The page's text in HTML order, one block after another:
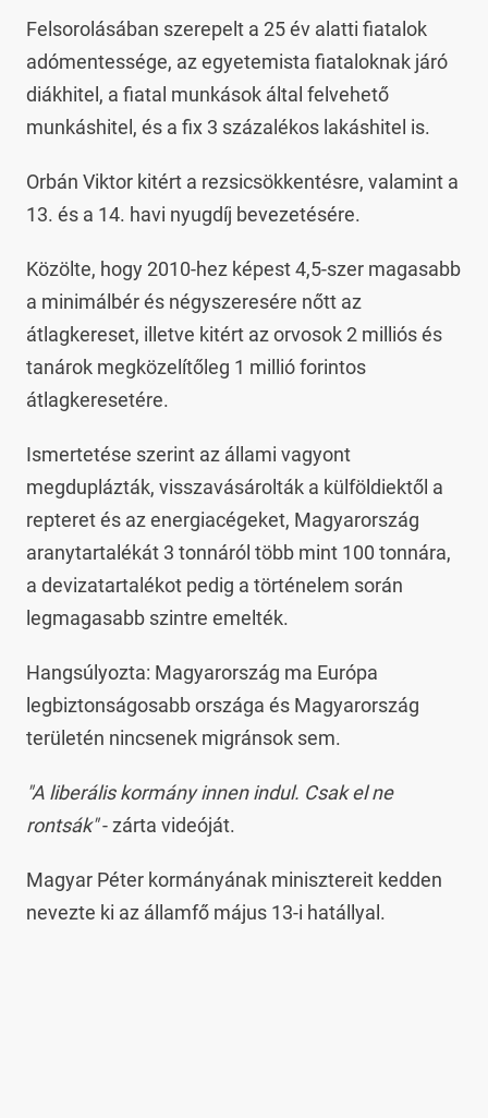
Felsorolásában szerepelt a 25 év alatti fiatalok
adómentessége, az egyetemista fiataloknak járó
diákhitel, a fiatal munkások által felvehető
munkáshitel, és a fix 3 százalékos lakáshitel is.
Orbán Viktor kitért a rezsicsökkentésre, valamint a
13. és a 14. havi nyugdíj bevezetésére.
Közölte, hogy 2010-hez képest 4,5-szer magasabb
a minimálbér és négyszeresére nőtt az
átlagkereset, illetve kitért az orvosok 2 milliós és
tanárok megközelítőleg 1 millió forintos
átlagkeresetére.
Ismertetése szerint az állami vagyont
megduplázták, visszavásárolták a külföldiektől a
repteret és az energiacégeket, Magyarország
aranytartalékát 3 tonnáról több mint 100 tonnára,
a devizatartalékot pedig a történelem során
legmagasabb szintre emelték.
Hangsúlyozta: Magyarország ma Európa
legbiztonságosabb országa és Magyarország
területén nincsenek migránsok sem.
"A liberális kormány innen indul. Csak el ne
rontsák"- zárta videóját.
Magyar Péter kormányának minisztereit kedden
nevezte ki az államfő május 13-i hatállyal.